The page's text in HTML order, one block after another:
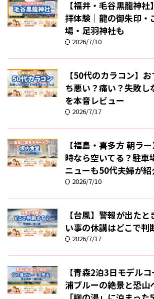
【福井・毛谷黒龍神
拝体験｜龍の御朱印・
場・足羽神社も
2026/7/10
【50代のカラコン】
ち悪い？痛い？失敗し
を本音レビュー
2026/7/17
【福島・喜多方 朝ラ
時なら空いてる？駐車
ニューも50代夫婦が紹
2026/7/10
【台風】警報が出た
い事の休講はどこで判
2026/7/17
【青森2泊3日モデル
浦ブルーの絶景と恐山